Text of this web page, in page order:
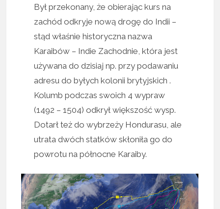
Był przekonany, że obierając kurs na
zachód odkryje nową drogę do Indii –
stąd właśnie historyczna nazwa
Karaibów – Indie Zachodnie, która jest
używana do dzisiaj np. przy podawaniu
adresu do byłych kolonii brytyjskich .
Kolumb podczas swoich 4 wypraw
(1492 – 1504) odkrył większość wysp.
Dotarł też do wybrzeży Hondurasu, ale
utrata dwóch statków skłoniła go do
powrotu na północne Karaiby.